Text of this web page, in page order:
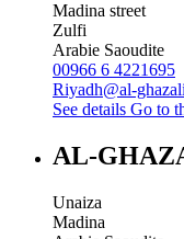
Madina street
Zulfi
Arabie Saoudite
00966 6 4221695
Riyadh@al-
See details Go to
AL-
Unaiza
Madina